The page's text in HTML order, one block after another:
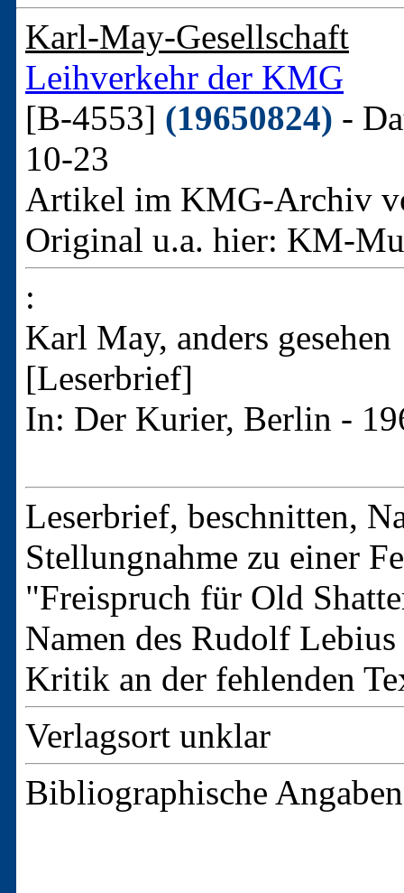
Karl-May-Gesellschaft
Leihverkehr der KMG
[B-4553] (19650824) -
10-23
Artikel im KMG-Archiv
Original u.a. hier: KM-
:
Karl May, anders gesehen
[Leserbrief]
In: Der Kurier, Berlin -
Leserbrief, beschnitten,
Stellungnahme zu einer
"Freispruch für Old
Namen des Rudolf
Kritik an der fehlenden
Verlagsort unklar
Bibliographische